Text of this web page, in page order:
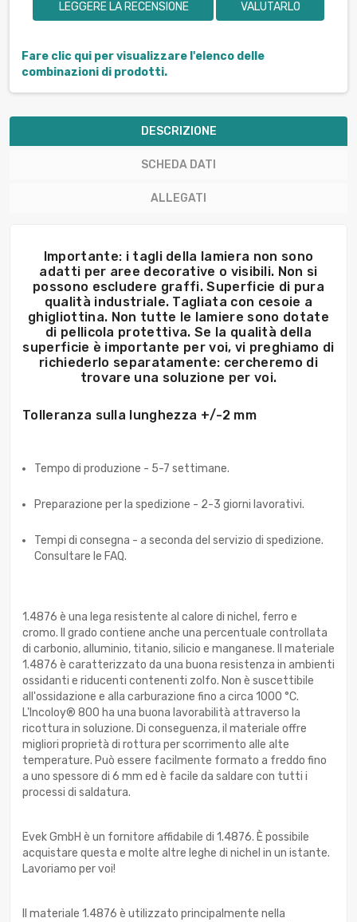
LEGGERE LA RECENSIONE VALUTARLO
Fare clic qui per visualizzare l'elenco delle
combinazioni di prodotti.
DESCRIZIONE
SCHEDA DATI
ALLEGATI
Importante: i tagli della lamiera non sono
adatti per aree decorative o visibili. Non si
possono escludere graffi. Superficie di pura
qualità industriale. Tagliata con cesoie a
ghigliottina. Non tutte le lamiere sono dotate
di pellicola protettiva. Se la qualità della
superficie è importante per voi, vi preghiamo di
richiederlo separatamente: cercheremo di
trovare una soluzione per voi.
Tolleranza sulla lunghezza +/-2 mm
Tempo di produzione - 5-7 settimane.
Preparazione per la spedizione - 2-3 giorni lavorativi.
Tempi di consegna - a seconda del servizio di spedizione.
Consultare le FAQ.
1.4876 è una lega resistente al calore di nichel, ferro e
cromo. Il grado contiene anche una percentuale controllata
di carbonio, alluminio, titanio, silicio e manganese. Il materiale
1.4876 è caratterizzato da una buona resistenza in ambienti
ossidanti e riducenti contenenti zolfo. Non è suscettibile
all'ossidazione e alla carburazione fino a circa 1000 °C.
L'Incoloy® 800 ha una buona lavorabilità attraverso la
ricottura in soluzione. Di conseguenza, il materiale offre
migliori proprietà di rottura per scorrimento alle alte
temperature. Può essere facilmente formato a freddo fino
a uno spessore di 6 mm ed è facile da saldare con tutti i
processi di saldatura.
Evek GmbH è un fornitore affidabile di 1.4876. È possibile
acquistare questa e molte altre leghe di nichel in un istante.
Lavoriamo per voi!
Il materiale 1.4876 è utilizzato principalmente nella